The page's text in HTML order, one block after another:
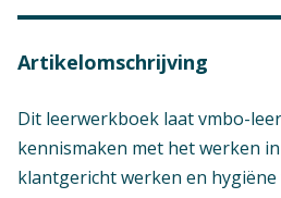
Artikelomschrijving
Dit leerwerkboek laat vmbo-
kennismaken met het werken
klantgericht werken en